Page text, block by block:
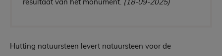
Hutting natuursteen levert natuursteen voor de